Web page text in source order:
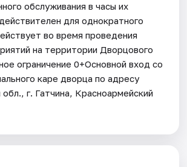
обслуживания в часы их
для однократного
во время проведения
на территории Дворцового
ограничение 0+Основной вход со
каре дворца по адресу
г. Гатчина, Красноармейский